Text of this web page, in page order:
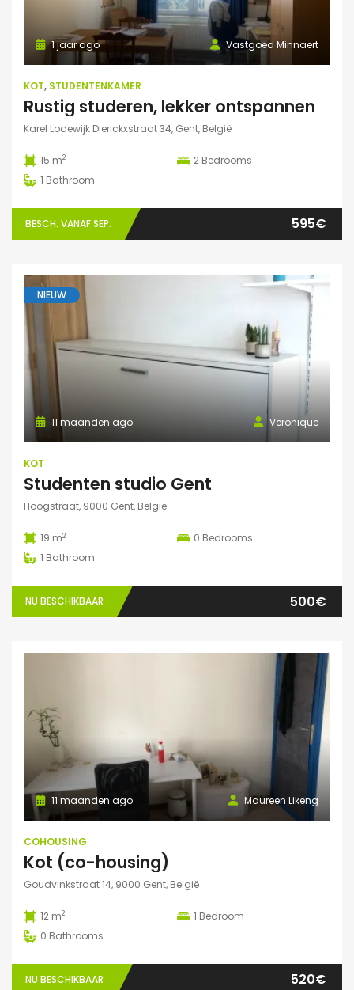
Vastgoed Minnaert
1 jaar ago
KOT, STUDENTENKAMER
Rustig studeren, lekker ontspannen
Karel Lodewijk Dierickxstraat 34, Gent, België
15 m2 2 Bedrooms
1 Bathroom
BESCH. VANAF SEP. 595€
NIEUW
Veronique
11 maanden ago
KOT
Studenten studio Gent
Hoogstraat, 9000 Gent, België
19 m2 0 Bedrooms
1 Bathroom
NU BESCHIKBAAR 500€
Maureen Likeng
11 maanden ago
COHOUSING
Kot (co-housing)
Goudvinkstraat 14, 9000 Gent, België
12 m2 1 Bedroom
0 Bathrooms
NU BESCHIKBAAR 520€